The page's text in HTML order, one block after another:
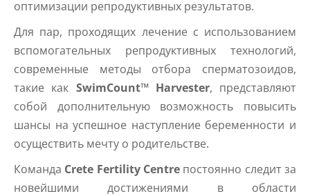
оптимизации репродуктивных результатов.
Для пар, проходящих лечение с использованием
вспомогательных репродуктивных технологий,
современные методы отбора сперматозоидов,
такие как SwimCount™ Harvester, представляют
собой дополнительную возможность повысить
шансы на успешное наступление беременности и
осуществить мечту о родительстве.
Команда Crete Fertility Centre постоянно следит за
новейшими достижениями в области